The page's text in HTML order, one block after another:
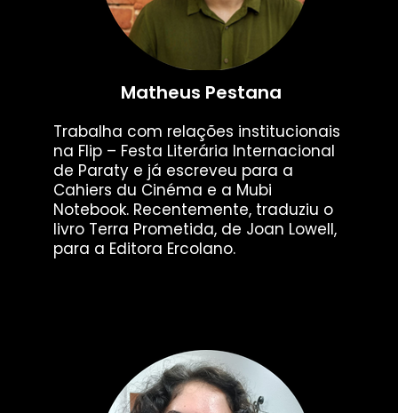
Matheus Pestana
Trabalha com relações institucionais
na Flip – Festa Literária Internacional
de Paraty e já escreveu para a
Cahiers du Cinéma e a Mubi
Notebook. Recentemente, traduziu o
livro Terra Prometida, de Joan Lowell,
para a Editora Ercolano.